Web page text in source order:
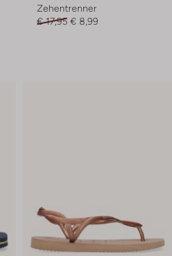
Zehentrenner
€ 17,95 € 8,99